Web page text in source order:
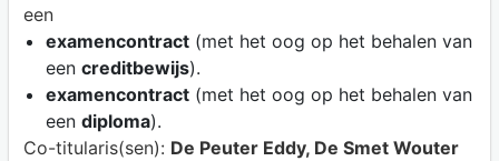
een
examencontract(met het oog op het behalen van
een creditbewijs).
examencontract(met het oog op het behalen van
een diploma).
Co-titularis(sen): De Peuter Eddy, De Smet Wouter